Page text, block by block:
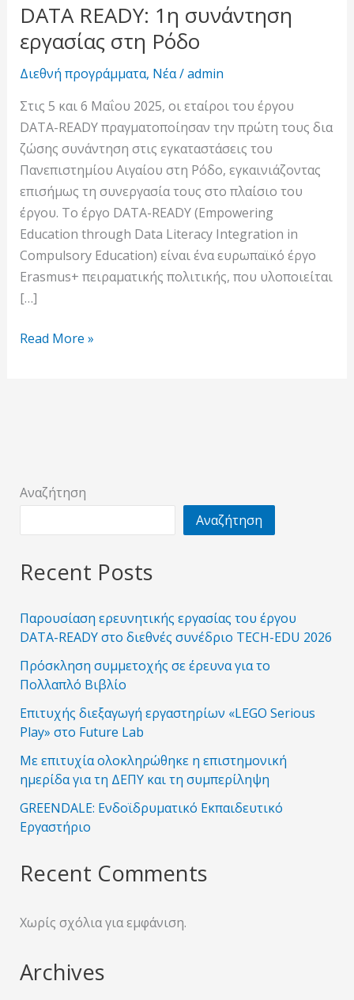
DATA READY: 1η συνάντηση
εργασίας στη Ρόδο
Διεθνή προγράμματα, Νέα/admin
Στις 5 και 6 Μαΐου 2025, οι εταίροι του έργου
DATA-READY πραγματοποίησαν την πρώτη τους δια
ζώσης συνάντηση στις εγκαταστάσεις του
Πανεπιστημίου Αιγαίου στη Ρόδο, εγκαινιάζοντας
επισήμως τη συνεργασία τους στο πλαίσιο του
έργου. Το έργο DATA-READY (Empowering
Education through Data Literacy Integration in
Compulsory Education) είναι ένα ευρωπαϊκό έργο
Erasmus+ πειραματικής πολιτικής, που υλοποιείται
[…]
Read More »
Αναζήτηση
Αναζήτηση
Recent Posts
Παρουσίαση ερευνητικής εργασίας του έργου
DATA-READY στο διεθνές συνέδριο TECH-EDU 2026
Πρόσκληση συμμετοχής σε έρευνα για το
Πολλαπλό Βιβλίο
Επιτυχής διεξαγωγή εργαστηρίων «LEGO Serious
Play» στο Future Lab
Με επιτυχία ολοκληρώθηκε η επιστημονική
ημερίδα για τη ΔΕΠΥ και τη συμπερίληψη
GREENDALE: Ενδοϊδρυματικό Εκπαιδευτικό
Εργαστήριο
Recent Comments
Χωρίς σχόλια για εμφάνιση.
Archives